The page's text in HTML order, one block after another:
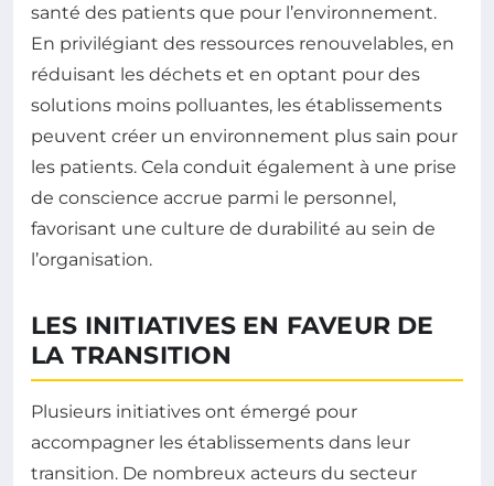
santé des patients que pour l’environnement.
En privilégiant des ressources renouvelables, en
réduisant les déchets et en optant pour des
solutions moins polluantes, les établissements
peuvent créer un environnement plus sain pour
les patients. Cela conduit également à une prise
de conscience accrue parmi le personnel,
favorisant une culture de durabilité au sein de
l’organisation.
LES INITIATIVES EN FAVEUR DE
LA TRANSITION
Plusieurs initiatives ont émergé pour
accompagner les établissements dans leur
transition. De nombreux acteurs du secteur